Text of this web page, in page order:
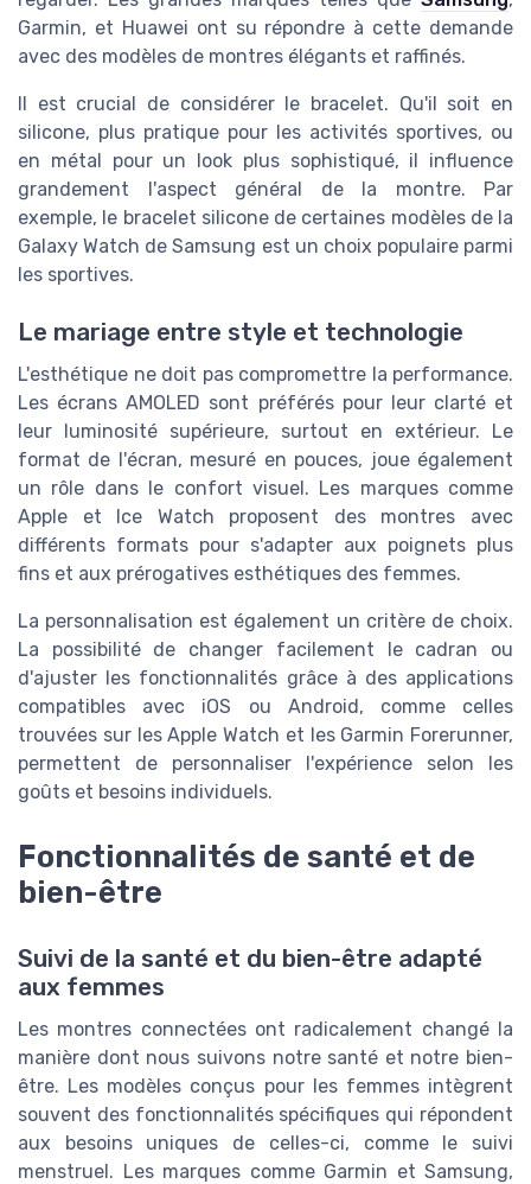
Garmin, et Huawei ont su répondre à cette demande
avec des modèles de montres élégants et raffinés.
Il est crucial de considérer le bracelet. Qu'il soit en
silicone, plus pratique pour les activités sportives, ou
en métal pour un look plus sophistiqué, il influence
grandement l'aspect général de la montre. Par
exemple, le bracelet silicone de certaines modèles de la
Galaxy Watch de Samsung est un choix populaire parmi
les sportives.
Le mariage entre style et technologie
L'esthétique ne doit pas compromettre la performance.
Les écrans AMOLED sont préférés pour leur clarté et
leur luminosité supérieure, surtout en extérieur. Le
format de l'écran, mesuré en pouces, joue également
un rôle dans le confort visuel. Les marques comme
Apple et Ice Watch proposent des montres avec
différents formats pour s'adapter aux poignets plus
fins et aux prérogatives esthétiques des femmes.
La personnalisation est également un critère de choix.
La possibilité de changer facilement le cadran ou
d'ajuster les fonctionnalités grâce à des applications
compatibles avec iOS ou Android, comme celles
trouvées sur les Apple Watch et les Garmin Forerunner,
permettent de personnaliser l'expérience selon les
goûts et besoins individuels.
Fonctionnalités de santé et de
bien-être
Suivi de la santé et du bien-être adapté
aux femmes
Les montres connectées ont radicalement changé la
manière dont nous suivons notre santé et notre bien-
être. Les modèles conçus pour les femmes intègrent
souvent des fonctionnalités spécifiques qui répondent
aux besoins uniques de celles-ci, comme le suivi
menstruel. Les marques comme Garmin et Samsung,